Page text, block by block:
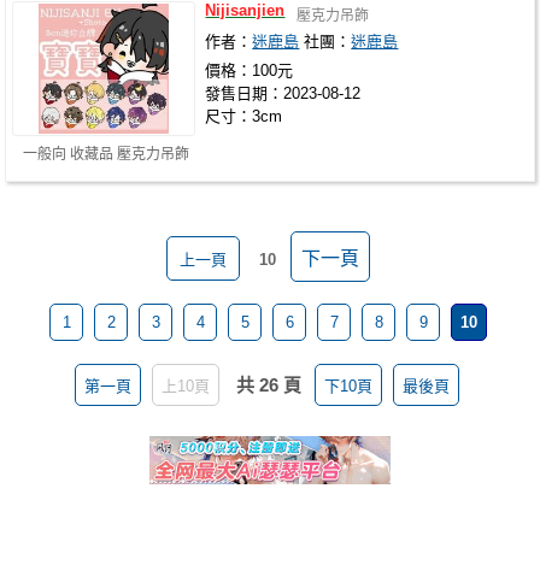
一般向 收藏品 壓克力吊飾
Nijisanjien 壓克力吊飾
作者：迷鹿島 社團：迷鹿島
價格：100元
發售日期：2023-08-12
尺寸：3cm
上一頁 10 下一頁
1 2 3 4 5 6 7 8 9 10
第一頁 上10頁 共 26 頁 下10頁 最後頁